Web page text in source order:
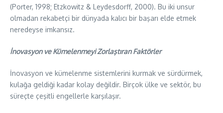
(Porter, 1998; Etzkowitz & Leydesdorff, 2000). Bu iki unsur
olmadan rekabetçi bir dünyada kalıcı bir başarı elde etmek
neredeyse imkansız.
İnovasyon ve Kümelenmeyi Zorlaştıran Faktörler
​İnovasyon ve kümelenme sistemlerini kurmak ve sürdürmek,
kulağa geldiği kadar kolay değildir. Birçok ülke ve sektör, bu
süreçte çeşitli engellerle karşılaşır.